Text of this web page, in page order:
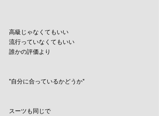
高級じゃなくてもいい
流行っていなくてもいい
誰かの評価より
"自分に合っているかどうか"
スーツも同じで